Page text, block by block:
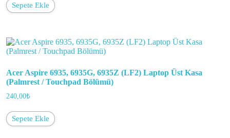
Sepete Ekle
Acer Aspire 6935, 6935G, 6935Z (LF2) Laptop Üst Kasa
(Palmrest / Touchpad Bölümü)
240,00₺
Sepete Ekle